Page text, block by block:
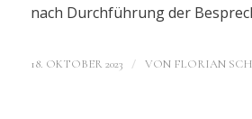
nach Durchführung der
18. OKTOBER 2023 / VON FLORIAN